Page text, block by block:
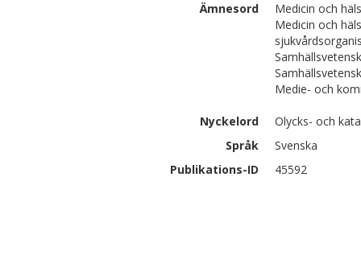
Ämnesord
Medicin och
Medicin och
Medie- och
Nyckelord
Olycks- och
Språk
Svenska
Publikations-ID
45592